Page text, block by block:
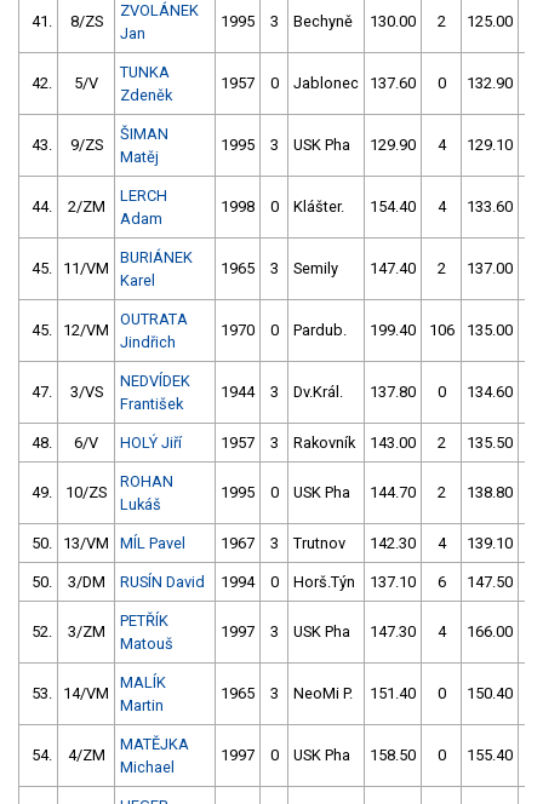
41. 8/ZS
ZVOLÁNEK
Jan
1995 3 Bechyně 130.00 2 125.00
42. 5/V
TUNKA
Zdeněk
1957 0 Jablonec 137.60 0 132.90
43. 9/ZS
ŠIMAN
Matěj
1995 3 USK Pha 129.90 4 129.10
44. 2/ZM
LERCH
Adam
1998 0 Klášter. 154.40 4 133.60
45. 11/VM
BURIÁNEK
Karel
1965 3 Semily 147.40 2 137.00
45. 12/VM
OUTRATA
Jindřich
1970 0 Pardub. 199.40 106 135.00
47. 3/VS
NEDVÍDEK
František
1944 3 Dv.Král. 137.80 0 134.60
48. 6/V HOLÝ Jiří 1957 3 Rakovník 143.00 2 135.50
49. 10/ZS
ROHAN
Lukáš
1995 0 USK Pha 144.70 2 138.80
50. 13/VM MÍL Pavel 1967 3 Trutnov 142.30 4 139.10
50. 3/DM RUSÍN David 1994 0 Horš.Týn 137.10 6 147.50
52. 3/ZM
PETŘÍK
Matouš
1997 3 USK Pha 147.30 4 166.00
53. 14/VM
MALÍK
Martin
1965 3 NeoMi P. 151.40 0 150.40
54. 4/ZM
MATĚJKA
Michael
1997 0 USK Pha 158.50 0 155.40